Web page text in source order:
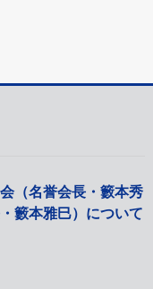
（名誉会長・籔本秀
籔本雅巳）について